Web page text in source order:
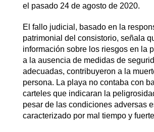
el pasado 24 de agosto de 2020.
El fallo judicial, basado en la
patrimonial del consistorio, señala
información sobre los riesgos en la
a la ausencia de medidas de
adecuadas, contribuyeron a la
persona. La playa no contaba con
carteles que indicaran la
pesar de las condiciones adversas
caracterizado por mal tiempo y